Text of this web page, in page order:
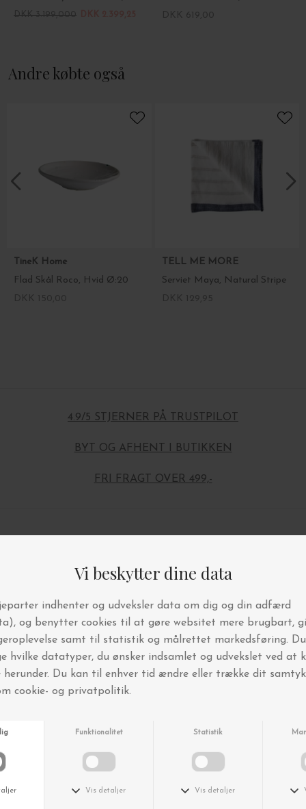
Andre købte også
TineK Home
Flad Skål Roco, Hvid Ø:20
TELL ME MORE
Serviet Maya, Natural Stripe
4.9/5 STJERNER PÅ TRUSTPILOT
BYT OG AFHENT I BUTIKKEN
FRI FRAGT OVER 499,-
Andre købte også
-25% -25%